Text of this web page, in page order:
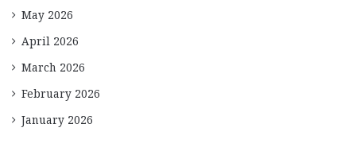
May 2026
April 2026
March 2026
February 2026
January 2026